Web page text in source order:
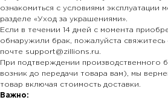
ознакомиться с условиями эксплуатации
разделе «Уход за украшениями».
Если в течении 14 дней с момента
обнаружили брак, пожалуйста
почте support@zillions.ru.
При подтверждении производственного
возник до передачи товара вам), мы
товар включая стоимость доставки.
Важно: